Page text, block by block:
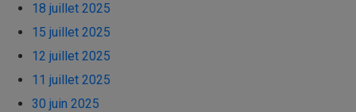
18 juillet 2025
15 juillet 2025
12 juillet 2025
11 juillet 2025
30 juin 2025